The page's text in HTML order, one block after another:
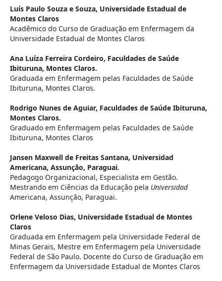
Luís Paulo Souza e Souza, Universidade Estadual de
Montes Claros
Acadêmico do Curso de Graduação em Enfermagem da
Universidade Estadual de Montes Claros
Ana Luíza Ferreira Cordeiro, Faculdades de Saúde
Ibituruna, Montes Claros.
Graduada em Enfermagem pelas Faculdades de Saúde
Ibituruna, Montes Claros.
Rodrigo Nunes de Aguiar, Faculdades de Saúde Ibituruna,
Montes Claros.
Graduado em Enfermagem pelas Faculdades de Saúde
Ibituruna, Montes Claros
Jansen Maxwell de Freitas Santana, Universidad
Americana, Assunção, Paraguai.
Pedagogo Organizacional, Especialista em Gestão.
Mestrando em Ciências da Educação pela Universidad
Americana, Assunção, Paraguai.
Orlene Veloso Dias, Universidade Estadual de Montes
Claros
Graduada em Enfermagem pela Universidade Federal de
Minas Gerais, Mestre em Enfermagem pela Universidade
Federal de São Paulo. Docente do Curso de Graduação em
Enfermagem da Universidade Estadual de Montes Claros